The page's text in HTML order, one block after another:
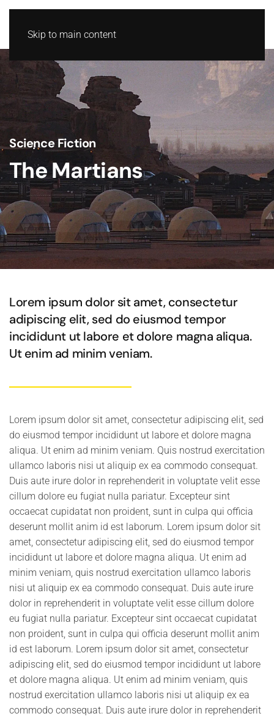
Skip to main content
Science Fiction
The Martians
Lorem ipsum dolor sit amet, consectetur
adipiscing elit, sed do eiusmod tempor
incididunt ut labore et dolore magna aliqua.
Ut enim ad minim veniam.
Lorem ipsum dolor sit amet, consectetur adipiscing elit, sed
do eiusmod tempor incididunt ut labore et dolore magna
aliqua. Ut enim ad minim veniam. Quis nostrud exercitation
ullamco laboris nisi ut aliquip ex ea commodo consequat.
Duis aute irure dolor in reprehenderit in voluptate velit esse
cillum dolore eu fugiat nulla pariatur. Excepteur sint
occaecat cupidatat non proident, sunt in culpa qui officia
deserunt mollit anim id est laborum. Lorem ipsum dolor sit
amet, consectetur adipiscing elit, sed do eiusmod tempor
incididunt ut labore et dolore magna aliqua. Ut enim ad
minim veniam, quis nostrud exercitation ullamco laboris
nisi ut aliquip ex ea commodo consequat. Duis aute irure
dolor in reprehenderit in voluptate velit esse cillum dolore
eu fugiat nulla pariatur. Excepteur sint occaecat cupidatat
non proident, sunt in culpa qui officia deserunt mollit anim
id est laborum. Lorem ipsum dolor sit amet, consectetur
adipiscing elit, sed do eiusmod tempor incididunt ut labore
et dolore magna aliqua. Ut enim ad minim veniam, quis
nostrud exercitation ullamco laboris nisi ut aliquip ex ea
commodo consequat. Duis aute irure dolor in reprehenderit